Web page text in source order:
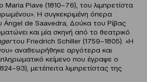
Maria Piave (1810–76), του λιμπρετίστα
Η συγκεκριμένη όπερα
Ángel de Saavedra, Δούκα του Ρίβας
και μία σκηνή από το θεατρικό
του Friedrich Schiller (1759–1805). «Η
αναθεωρήθηκε αργότερα και
κείμενο που έγραψε ο
μετέπειτα λιμπρετίστας της